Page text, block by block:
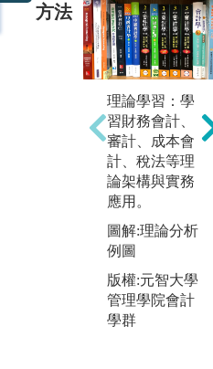
方法
理論學習：學
習財務會計、
審計、成本會
計、稅法等理
論架構與實務
應用。
圖解:理論分析
例圖
版權:元智大學
管理學院會計
學群